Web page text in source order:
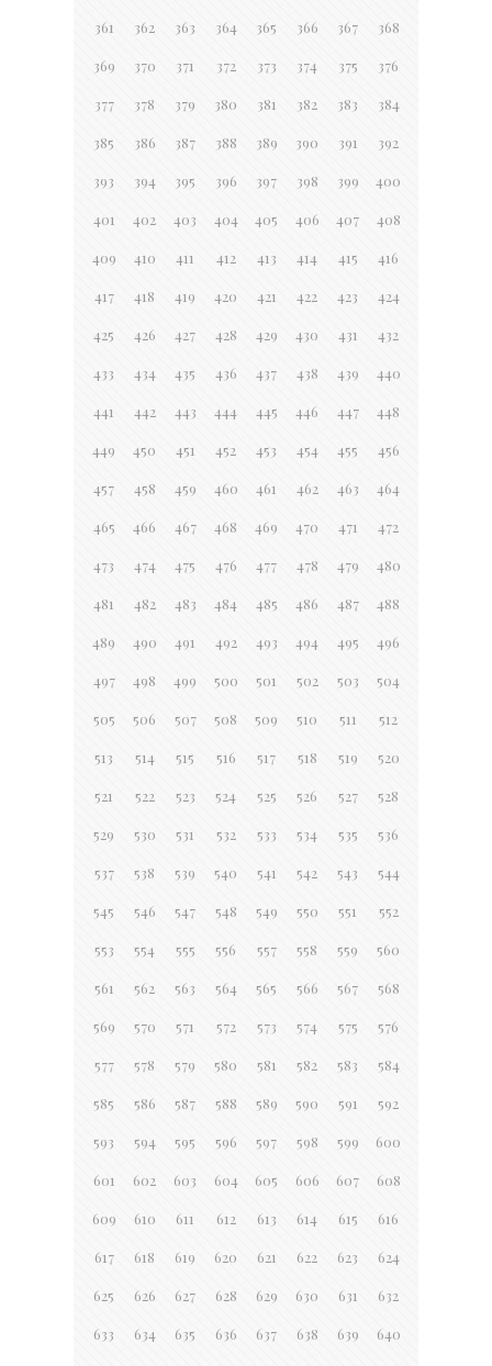
361 362 363 364 365 366 367 368
369 370 371 372 373 374 375 376
377 378 379 380 381 382 383 384
385 386 387 388 389 390 391 392
393 394 395 396 397 398 399 400
401 402 403 404 405 406 407 408
409 410 411 412 413 414 415 416
417 418 419 420 421 422 423 424
425 426 427 428 429 430 431 432
433 434 435 436 437 438 439 440
441 442 443 444 445 446 447 448
449 450 451 452 453 454 455 456
457 458 459 460 461 462 463 464
465 466 467 468 469 470 471 472
473 474 475 476 477 478 479 480
481 482 483 484 485 486 487 488
489 490 491 492 493 494 495 496
497 498 499 500 501 502 503 504
505 506 507 508 509 510 511 512
513 514 515 516 517 518 519 520
521 522 523 524 525 526 527 528
529 530 531 532 533 534 535 536
537 538 539 540 541 542 543 544
545 546 547 548 549 550 551 552
553 554 555 556 557 558 559 560
561 562 563 564 565 566 567 568
569 570 571 572 573 574 575 576
577 578 579 580 581 582 583 584
585 586 587 588 589 590 591 592
593 594 595 596 597 598 599 600
601 602 603 604 605 606 607 608
609 610 611 612 613 614 615 616
617 618 619 620 621 622 623 624
625 626 627 628 629 630 631 632
633 634 635 636 637 638 639 640